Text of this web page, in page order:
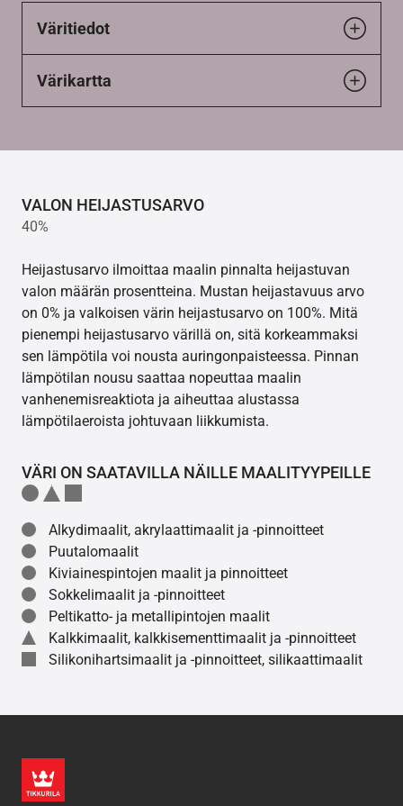
Väritiedot
Värikartta
VALON HEIJASTUSARVO
40%
Heijastusarvo ilmoittaa maalin pinnalta heijastuvan
valon määrän prosentteina. Mustan heijastavuus arvo
on 0% ja valkoisen värin heijastusarvo on 100%. Mitä
pienempi heijastusarvo värillä on, sitä korkeammaksi
sen lämpötila voi nousta auringonpaisteessa. Pinnan
lämpötilan nousu saattaa nopeuttaa maalin
vanhenemisreaktiota ja aiheuttaa alustassa
lämpötilaeroista johtuvaan liikkumista.
VÄRI ON SAATAVILLA NÄILLE MAALITYYPEILLE
Alkydimaalit, akrylaattimaalit ja -pinnoitteet
Puutalomaalit
Kiviainespintojen maalit ja pinnoitteet
Sokkelimaalit ja -pinnoitteet
Peltikatto- ja metallipintojen maalit
Kalkkimaalit, kalkkisementtimaalit ja -pinnoitteet
Silikonihartsimaalit ja -pinnoitteet, silikaattimaalit